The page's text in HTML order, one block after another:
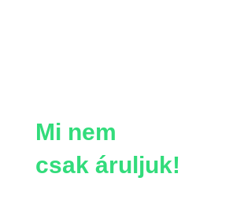
Mi nem
csak áruljuk!